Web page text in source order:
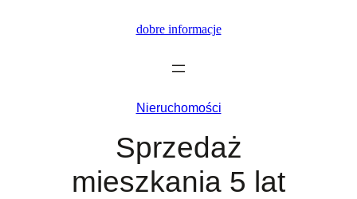
dobre informacje
Nieruchomości
Sprzedaż
mieszkania 5 lat